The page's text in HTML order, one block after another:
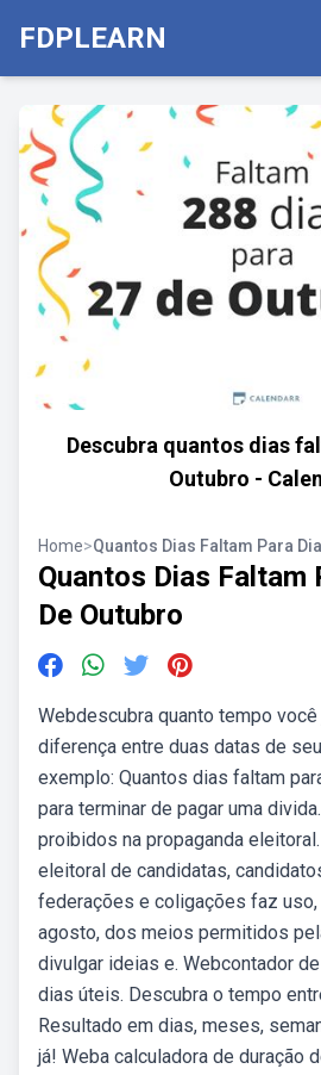
FDPLEARN
Descubra quantos dias
Outubro -
Home>Quantos Dias Faltam Para
Quantos Dias Faltam
De Outubro
Webdescubra quanto tempo você
diferença entre duas datas de
exemplo: Quantos dias faltam
para terminar de pagar uma
proibidos na propaganda
eleitoral de candidatas,
federações e coligações faz
agosto, dos meios permitidos
divulgar ideias e. Webcontador
dias úteis. Descubra o tempo
Resultado em dias, meses,
já! Weba calculadora de duração